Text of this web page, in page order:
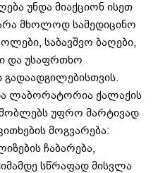
უნდა მიაქციონ ისეთ
მხოლოდ სამედიცინო
საბავშვო ბაღები,
და უსაფრთხო
ლაბორატორია ქალაქის
უფრო მარტივად
მოგვარება:
ჩაბარება,
სწრაფად მისვლა